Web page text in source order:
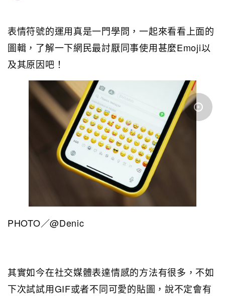
表情符號的運用真是一門學問，一起來看看上面的
圖輯，了解一下網民最討厭同事使用甚麼Emoji以
及其原因吧！
PHOTO／@Denic
其實如今在社交媒體表達情感的方法有很多，不如
下次試試用GIF或者不同可愛的貼圖，說不定會有